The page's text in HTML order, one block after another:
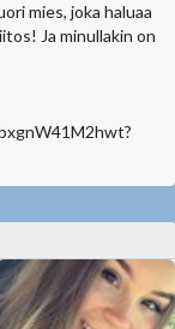
mies, joka haluaa
Ja minullakin on